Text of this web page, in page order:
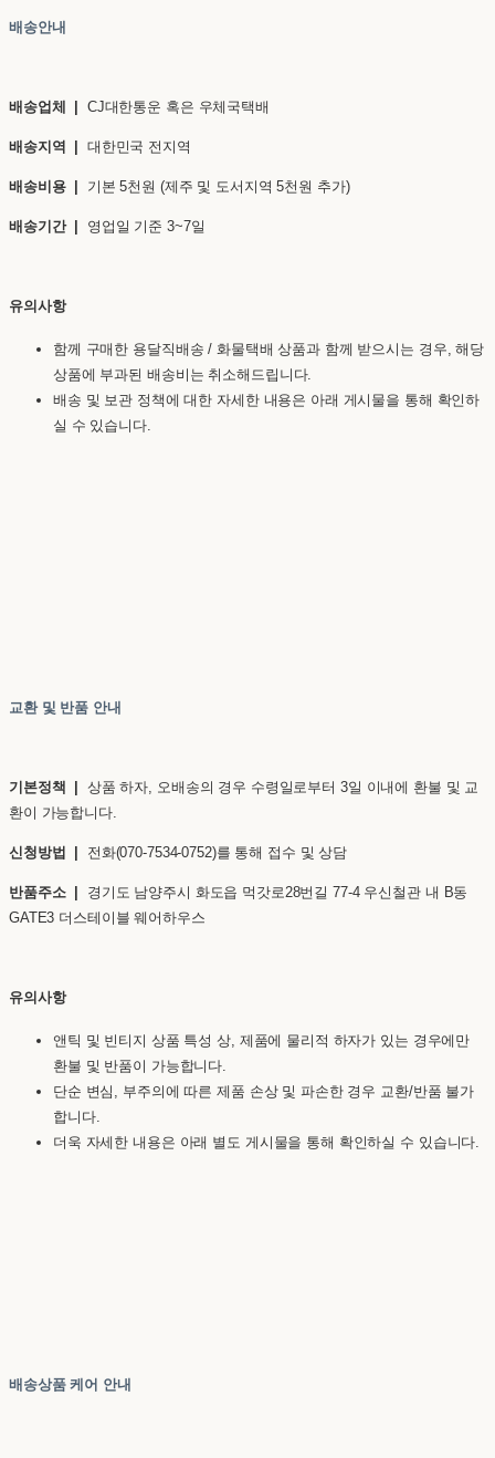
배송안내
배송업체 | CJ대한통운 혹은 우체국택배
배송지역 | 대한민국 전지역
배송비용 | 기본 5천원 (제주 및 도서지역 5천원 추가)
배송기간 | 영업일 기준 3~7일
유의사항
함께 구매한 용달직배송 / 화물택배 상품과 함께 받으시는 경우, 해당
상품에 부과된 배송비는 취소해드립니다.
배송 및 보관 정책에 대한 자세한 내용은 아래 게시물을 통해 확인하
실 수 있습니다.
교환 및 반품 안내
기본정책 | 상품 하자, 오배송의 경우 수령일로부터 3일 이내에 환불 및 교
환이 가능합니다.
신청방법 | 전화(070-7534-0752)를 통해 접수 및 상담
반품주소 | 경기도 남양주시 화도읍 먹갓로28번길 77-4 우신철관 내 B동
GATE3 더스테이블 웨어하우스
유의사항
앤틱 및 빈티지 상품 특성 상, 제품에 물리적 하자가 있는 경우에만
환불 및 반품이 가능합니다.
단순 변심, 부주의에 따른 제품 손상 및 파손한 경우 교환/반품 불가
합니다.
더욱 자세한 내용은 아래 별도 게시물을 통해 확인하실 수 있습니다.
배송상품 케어 안내